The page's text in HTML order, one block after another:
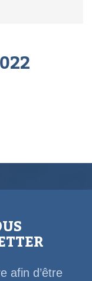
afin d’être